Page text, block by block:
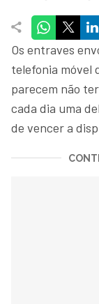
Os entraves
telefonia móvel
parecem não
cada dia uma
de vencer a